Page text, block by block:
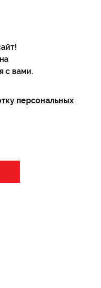
с вами.
персональных